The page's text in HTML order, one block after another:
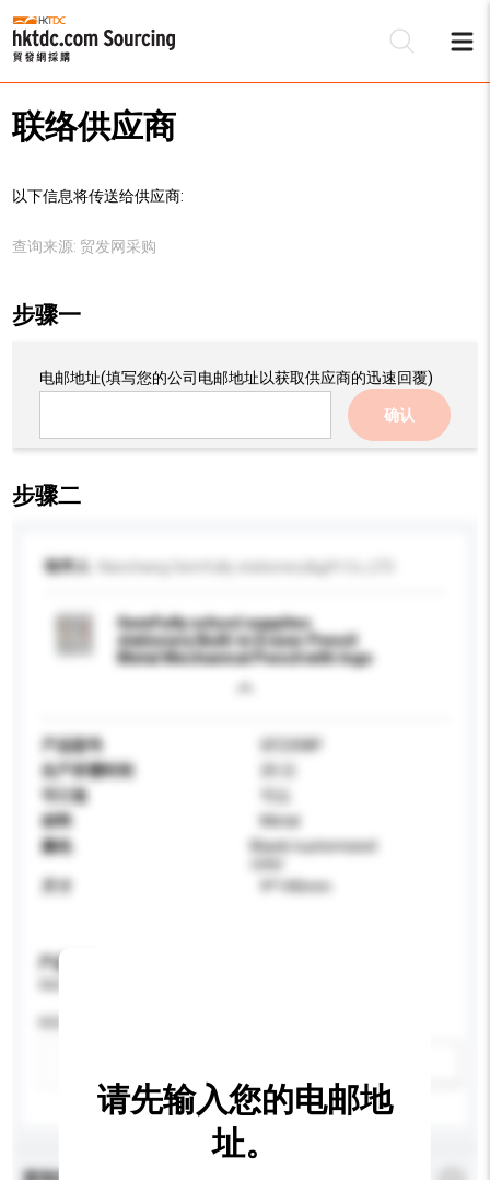
联络供应商
以下信息将传送给供应商:
查询来源: 贸发网采购
步骤一
电邮地址(填写您的公司电邮地址以获取供应商的迅速回覆)
确认
步骤二
收件人
GemFully school supplies
stationery Built-in Eraser Pencil
Metal Mechanical Pencil with logo
产品型号
GF2308P
生产所需时间
可订造
可以
材料
Metal
颜色
Black/customized
9*140mm
产品规格
请先输入您的电邮地
址。